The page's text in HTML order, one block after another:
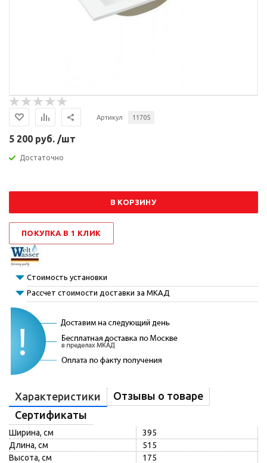
Артикул 11705
5 200 руб. /шт
Достаточно
В КОРЗИНУ
ПОКУПКА В 1 КЛИК
Стоимость установки
Рассчет стоимости доставки за МКАД
Характеристики
Отзывы о товаре
Сертификаты
Ширина, см
395
Длина, см
515
Высота, см
175